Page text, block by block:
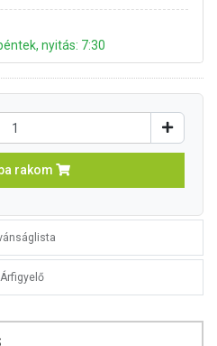
nyitás: 7:30
rakom
Árfigyelő